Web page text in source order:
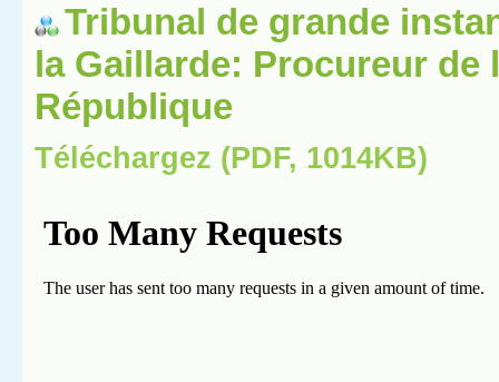
Tribunal de grande
la Gaillarde: Procureur de
République
Téléchargez (PDF, 1014KB)